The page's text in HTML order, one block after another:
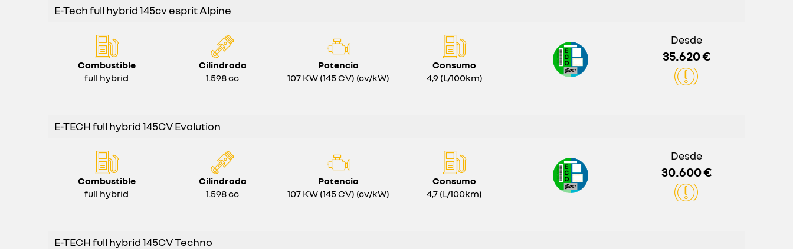
E-Tech full hybrid 145cv esprit Alpine
Combustible
full hybrid
Cilindrada
1.598 cc
Potencia
107 KW (145 CV) (cv/kW)
Consumo
4,9 (L/100km)
Desde
35.620 €
E-TECH full hybrid 145CV Evolution
Combustible
full hybrid
Cilindrada
1.598 cc
Potencia
107 KW (145 CV) (cv/kW)
Consumo
4,7 (L/100km)
Desde
30.600 €
E-TECH full hybrid 145CV Techno